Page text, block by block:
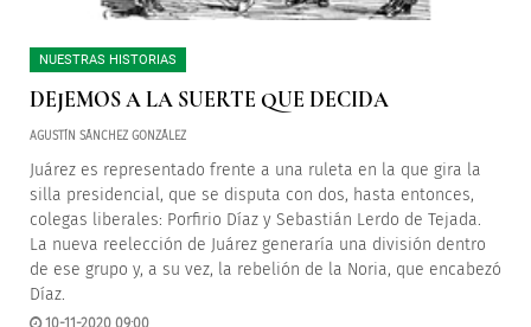
NUESTRAS HISTORIAS
DEJEMOS A LA SUERTE QUE DECIDA
AGUSTÍN SÁNCHEZ GONZÁLEZ
Juárez es representado frente a una ruleta en la que gira la
silla presidencial, que se disputa con dos, hasta entonces,
colegas liberales: Porfirio Díaz y Sebastián Lerdo de Tejada.
La nueva reelección de Juárez generaría una división dentro
de ese grupo y, a su vez, la rebelión de la Noria, que encabezó
Díaz.
10-11-2020 09:00